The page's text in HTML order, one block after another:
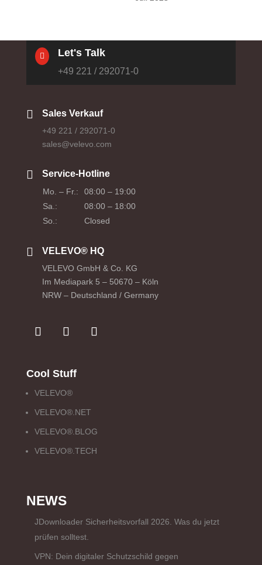
Cool Stuff
VELEVO®
VELEVO®.NET
VELEVO®.BLOG
VELEVO®.TECH
NEWS
JDownloader Sicherheitsvorfall 2026. Was du jetzt
prüfen solltest.
VPN: Dein digitaler Schutzschild gegen
 Let's Talk
+49 221 / 292071-0
 Sales Verkauf
+49 221 / 292071-0
sales@velevo.com
 Service-Hotline
Mo. – Fr.:
08:00 – 19:00
Sa.:
08:00 – 18:00
So.:
Closed
 VELEVO® HQ
VELEVO GmbH & Co. KG
Im Mediapark 5 – 50670 – Köln
NRW – Deutschland / Germany